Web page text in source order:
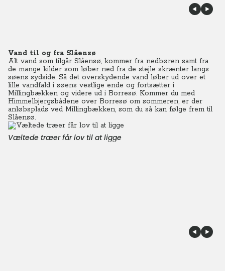
Vand til og fra Slåensø
Alt vand som tilgår Slåensø, kommer fra nedbøren samt fra
de mange kilder som løber ned fra de stejle skrænter langs
søens sydside. Så det overskydende vand løber ud over et
lille vandfald i søens vestlige ende og fortsætter i
Millingbækken og videre ud i Borresø. Kommer du med
Himmelbjergsbådene over Borresø om sommeren, er der
anløbsplads ved Millingbækken, som du så kan følge frem til
Slåensø.
Væltede træer får lov til at ligge